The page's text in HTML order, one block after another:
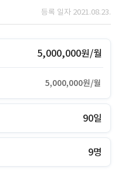
등록 일자 2021.08.23.
5,000,000원/월
5,000,000원/월
90일
9명